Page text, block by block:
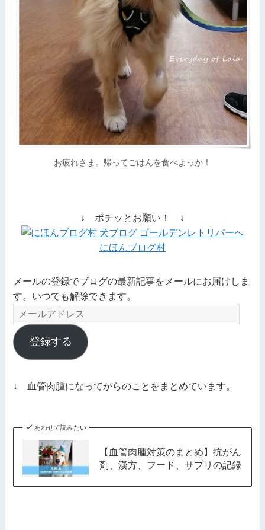
お疲れさま。帰ってごはんを食べよっか！
↓ ポチッとお願い！ ↓
にほんブログ村
メールの登録でブログの最新記事をメールにお届けしま
す。いつでも解除できます。
メ
ー
ル
ア
レ
登録する
↓ 血管肉腫になってからのことをまとめています。
あわせて読みたい
【血管肉腫対策のまとめ】抗がん
剤、漢方、フード、サプリの記録